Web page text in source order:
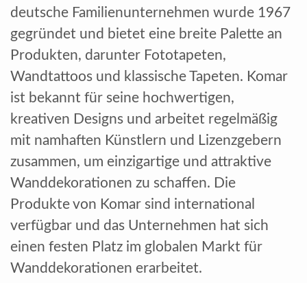
deutsche Familienunternehmen wurde 1967
gegründet und bietet eine breite Palette an
Produkten, darunter Fototapeten,
Wandtattoos und klassische Tapeten. Komar
ist bekannt für seine hochwertigen,
kreativen Designs und arbeitet regelmäßig
mit namhaften Künstlern und Lizenzgebern
zusammen, um einzigartige und attraktive
Wanddekorationen zu schaffen. Die
Produkte von Komar sind international
verfügbar und das Unternehmen hat sich
einen festen Platz im globalen Markt für
Wanddekorationen erarbeitet.